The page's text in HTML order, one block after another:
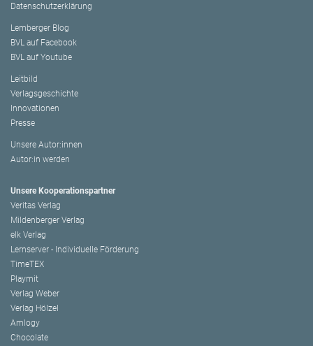
Datenschutzerklärung
Lemberger Blog
BVL auf Facebook
BVL auf Youtube
Leitbild
Verlagsgeschichte
Innovationen
Presse
Unsere Autor:innen
Autor:in werden
Unsere Kooperationspartner
Veritas Verlag
Mildenberger Verlag
elk Verlag
Lernserver - Individuelle Förderung
TimeTEX
Playmit
Verlag Weber
Verlag Hölzel
Amlogy
Chocolate